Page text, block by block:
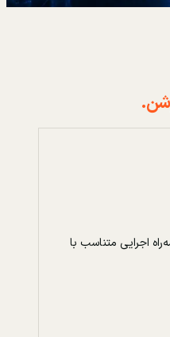
اجرایی متناسب با